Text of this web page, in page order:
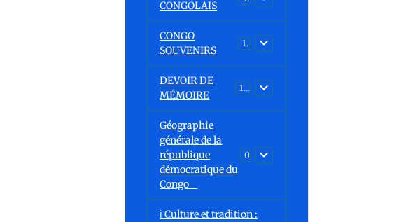
CONGOLAIS
CONGO
SOUVENIRS
1
DEVOIR DE
MÉMOIRE
13
Géographie
générale de la
république
démocratique du
Congo
ℹ️ Culture et tradition :